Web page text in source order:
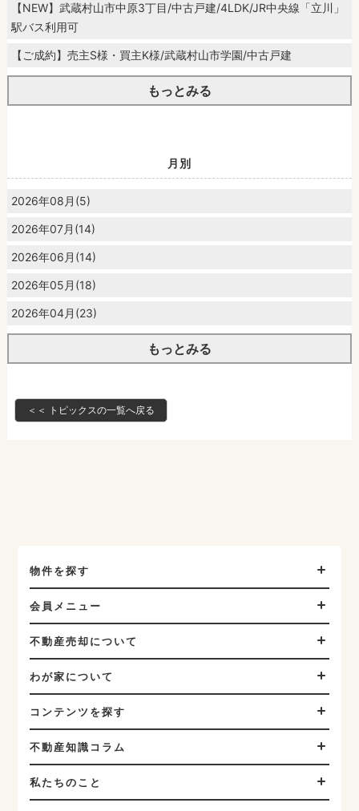
【NEW】武蔵村山市中原3丁目/中古戸建/4LDK/JR中央線「立川」
駅バス利用可
【ご成約】売主S様・買主K様/武蔵村山市学園/中古戸建
もっとみる
月別
2026年08月(5)
2026年07月(14)
2026年06月(14)
2026年05月(18)
2026年04月(23)
もっとみる
＜＜ トピックスの一覧へ戻る
物件を探す
会員メニュー
不動産売却について
わが家について
コンテンツを探す
不動産知識コラム
私たちのこと